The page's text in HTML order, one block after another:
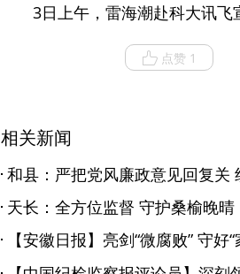
3日上午，雷海潮赴科大讯飞
点赞 1
相关新闻
天长：全方位监督 守护桑榆晚晴
【安徽日报】亮剑“微腐败” 守好